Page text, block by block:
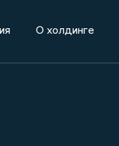
О холдинге